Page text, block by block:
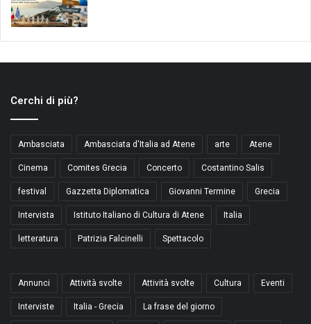
Cerchi di più?
Ambasciata Ambasciata d'Italia ad Atene arte Atene
Cinema Comites Grecia Concerto Costantino Salis
festival Gazzetta Diplomatica Giovanni Termine Grecia
Intervista Istituto Italiano di Cultura di Atene Italia
letteratura Patrizia Falcinelli Spettacolo
Annunci Attività svolte Attività svolte Cultura Eventi
Interviste Italia - Grecia La frase del giorno